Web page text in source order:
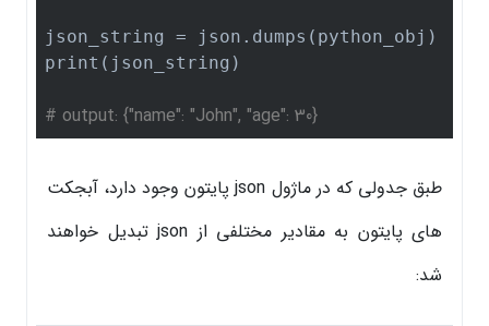
json_string = json.dumps(python_obj)
print(json_string)
# output: {"name": "John", "age": 30}
طبق جدولی که در ماژول json پایتون وجود دارد، آبجکت
های پایتون به مقادیر مختلفی از json تبدیل خواهند
شد: